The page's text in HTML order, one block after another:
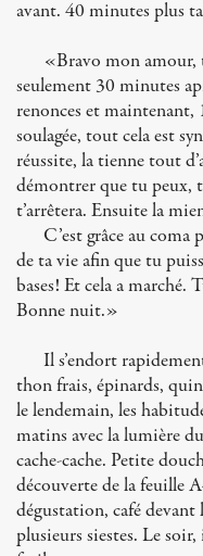
avant. 40 minutes plus
«Bravo mon amour,
seulement 30 minutes
renonces et
soulagée, tout cela est
réussite, la tienne tout
démontrer que tu peux,
t’arrêtera. Ensuite la
C’est grâce au
de ta vie afin que tu
bases! Et cela a marché.
Bonne nuit.»
Il s’endort
thon frais, épinards,
le lendemain, les
matins avec la lumière
cache-cache. Petite
découverte de la feuille
dégustation, café devant
plusieurs siestes. Le